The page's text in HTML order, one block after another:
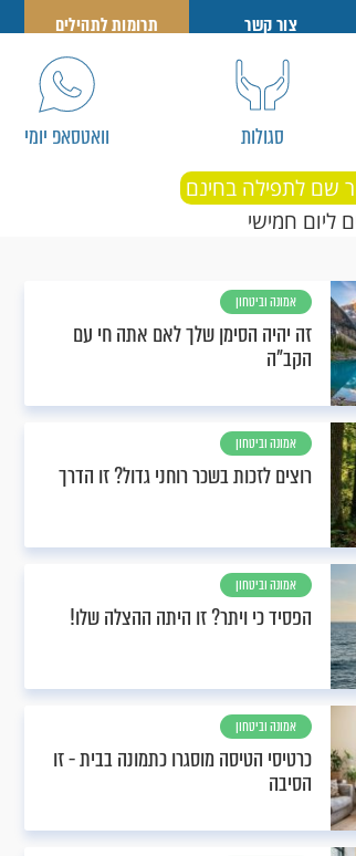
צור קשר תרומות לתהילים
סגולות וואטסאפ יומי
שם לתפילה בחינם
ליום חמישי
אמונה וביטחון
זה יהיה הסימן שלך לאם אתה חי עם
הקב"ה
אמונה וביטחון
רוצים לזכות בשכר רוחני גדול? זו הדרך
אמונה וביטחון
הפסיד כי ויתר? זו היתה ההצלה שלו!
אמונה וביטחון
כרטיסי הטיסה מוסגרו כתמונה בבית - זו
הסיבה